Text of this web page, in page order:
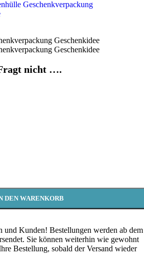
nicht ….
.... Menge
DEN WARENKORB
und Kunden! Bestellungen werden ab dem
Sie können weiterhin wie gewohnt
Bestellung, sobald der Versand wieder